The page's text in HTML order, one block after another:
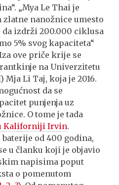
„Mya Le Thai je
nanožnice umesto
izdrži 200.000 ciklusa
5% svog kapaciteta“
ove priče krije se
na Univerzitetu
Li Taj, koja je 2016.
da se
punjenja uz
O tome je tada
Kaliforniji Irvin.
od 400 godina,
u članku koji je objavio
napisima poput
o pomenutom